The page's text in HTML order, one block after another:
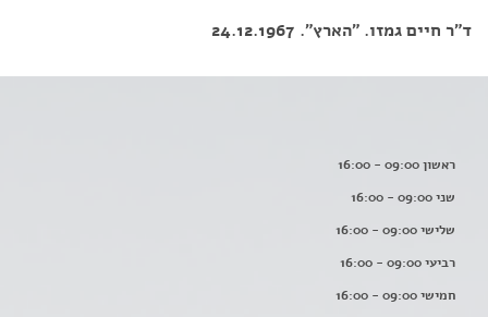
ד"ר חיים גמזו. "הארץ". 24.12.1967
ראשון 09:00 - 16:00
שני 09:00 - 16:00
שלישי 09:00 - 16:00
רביעי 09:00 - 16:00
חמישי 09:00 - 16:00